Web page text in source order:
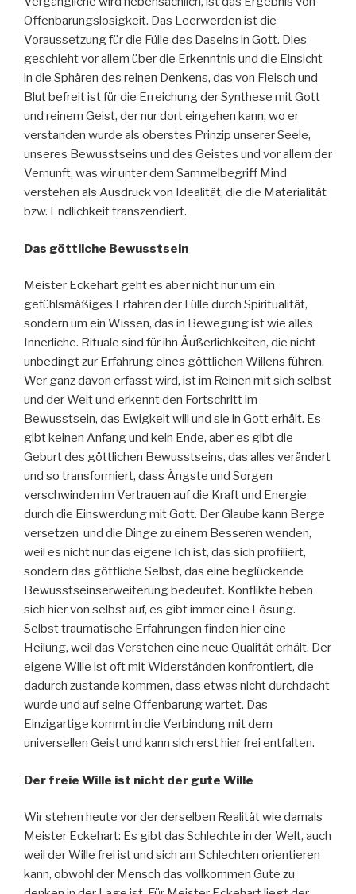
Offenbarungslosigkeit. Das Leerwerden ist die
Voraussetzung für die Fülle des Daseins in Gott. Dies
geschieht vor allem über die Erkenntnis und die Einsicht
in die Sphären des reinen Denkens, das von Fleisch und
Blut befreit ist für die Erreichung der Synthese mit Gott
und reinem Geist, der nur dort eingehen kann, wo er
verstanden wurde als oberstes Prinzip unserer Seele,
unseres Bewusstseins und des Geistes und vor allem der
Vernunft, was wir unter dem Sammelbegriff Mind
verstehen als Ausdruck von Idealität, die die Materialität
bzw. Endlichkeit transzendiert.
Das göttliche Bewusstsein
Meister Eckehart geht es aber nicht nur um ein
gefühlsmäßiges Erfahren der Fülle durch Spiritualität,
sondern um ein Wissen, das in Bewegung ist wie alles
Innerliche. Rituale sind für ihn Äußerlichkeiten, die nicht
unbedingt zur Erfahrung eines göttlichen Willens führen.
Wer ganz davon erfasst wird, ist im Reinen mit sich selbst
und der Welt und erkennt den Fortschritt im
Bewusstsein, das Ewigkeit will und sie in Gott erhält. Es
gibt keinen Anfang und kein Ende, aber es gibt die
Geburt des göttlichen Bewusstseins, das alles verändert
und so transformiert, dass Ängste und Sorgen
verschwinden im Vertrauen auf die Kraft und Energie
durch die Einswerdung mit Gott. Der Glaube kann Berge
versetzen und die Dinge zu einem Besseren wenden,
weil es nicht nur das eigene Ich ist, das sich profiliert,
sondern das göttliche Selbst, das eine beglückende
Bewusstseinserweiterung bedeutet. Konflikte heben
sich hier von selbst auf, es gibt immer eine Lösung.
Selbst traumatische Erfahrungen finden hier eine
Heilung, weil das Verstehen eine neue Qualität erhält. Der
eigene Wille ist oft mit Widerständen konfrontiert, die
dadurch zustande kommen, dass etwas nicht durchdacht
wurde und auf seine Offenbarung wartet. Das
Einzigartige kommt in die Verbindung mit dem
universellen Geist und kann sich erst hier frei entfalten.
Der freie Wille ist nicht der gute Wille
Wir stehen heute vor der derselben Realität wie damals
Meister Eckehart: Es gibt das Schlechte in der Welt, auch
weil der Wille frei ist und sich am Schlechten orientieren
kann, obwohl der Mensch das vollkommen Gute zu